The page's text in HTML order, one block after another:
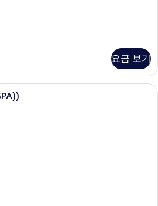
요금 보기